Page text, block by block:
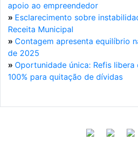
apoio ao empreendedor
» Esclarecimento sobre
Receita Municipal
» Contagem apresenta equilíbrio
de 2025
» Oportunidade única: Refis
100% para quitação de dívidas